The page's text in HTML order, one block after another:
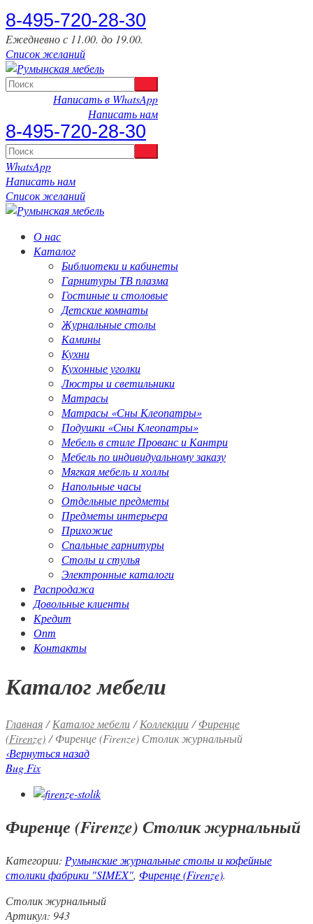
‎8-495-720-28-30
Eжедневно с 11.00. до 19.00.
Список желаний
Написать в WhatsApp
Написать нам
‎8-495-720-28-30
WhatsApp
Написать нам
Список желаний
О нас
Каталог
Библиотеки и кабинеты
Гарнитуры ТВ плазма
Гостиные и столовые
Детские комнаты
Журнальные столы
Камины
Кухни
Кухонные уголки
Люстры и светильники
Матрасы
Матрасы «Сны Клеопатры»
Подушки «Сны Клеопатры»
Мебель в стиле Прованс и Кантри
Мебель по индивидуальному заказу
Мягкая мебель и холлы
Напольные часы
Отдельные предметы
Предметы интерьера
Прихожие
Спальные гарнитуры
Столы и стулья
Электронные каталоги
Распродажа
Довольные клиенты
Кредит
Опт
Контакты
Каталог мебели
Главная/Каталог мебели/Коллекции/Фиренце
(Firenze)/ Фиренце (Firenze) Столик журнальный
‹Вернуться назад
Bug Fix
Фиренце (Firenze) Столик журнальный
Категории: Румынские журнальные столы и кофейные
столики фабрики "SIMEX", Фиренце (Firenze).
Столик журнальный
Артикул: 943